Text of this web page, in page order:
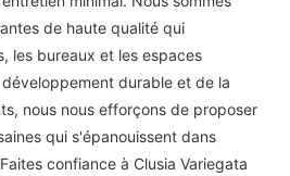
de haute qualité qui
les bureaux et les espaces
durable et de la
nous nous efforçons de proposer
qui s'épanouissent dans
confiance à Clusia Variegata